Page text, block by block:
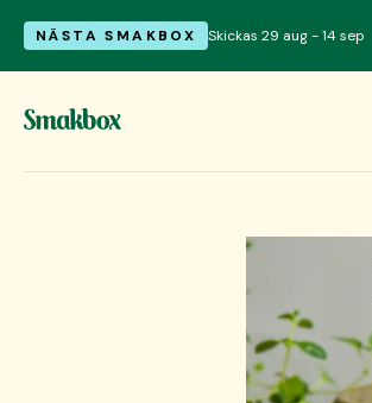
NÄSTA SMAKBOX Skickas 29 aug - 14 sep